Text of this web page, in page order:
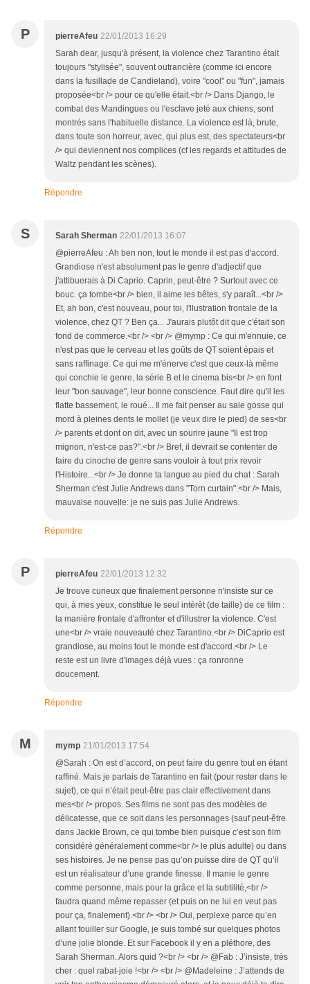
P pierreAfeu 22/01/2013 16:29
Sarah dear, jusqu'à présent, la violence chez Tarantino était
toujours "stylisée", souvent outrancière (comme ici encore
dans la fusillade de Candieland), voire "cool" ou "fun", jamais
proposée<br /> pour ce qu'elle était.<br /> Dans Django, le
combat des Mandingues ou l'esclave jeté aux chiens, sont
montrés sans l'habituelle distance. La violence est là, brute,
dans toute son horreur, avec, qui plus est, des spectateurs<br
/> qui deviennent nos complices (cf les regards et attitudes de
Waltz pendant les scènes).
Répondre
S Sarah Sherman 22/01/2013 16:07
@pierreAfeu : Ah ben non, tout le monde il est pas d'accord.
Grandiose n'est absolument pas le genre d'adjectif que
j'attibuerais à Di Caprio. Caprin, peut-être ? Surtout avec ce
bouc. ça tombe<br /> bien, il aime les bêtes, s'y paraît...<br />
Et, ah bon, c'est nouveau, pour toi, l'llustration frontale de la
violence, chez QT ? Ben ça... J'aurais plutôt dit que c'était son
fond de commerce.<br /> <br /> @mymp : Ce qui m'ennuie, ce
n'est pas que le cerveau et les goûts de QT soient épais et
sans raffinage. Ce qui me m'énerve c'est que ceux-là même
qui conchie le genre, la série B et le cinema bis<br /> en font
leur "bon sauvage", leur bonne conscience. Faut dire qu'il les
flatte bassement, le roué... Il me fait penser au sale gosse qui
mord à pleines dents le mollet (je veux dire le pied) de ses<br
/> parents et dont on dit, avec un sourire jaune "Il est trop
mignon, n'est-ce pas?".<br /> Bref, il devrait se contenter de
faire du cinoche de genre sans vouloir à tout prix revoir
l'Histoire...<br /> Je donne ta langue au pied du chat : Sarah
Sherman c'est Julie Andrews dans "Torn curtain".<br /> Mais,
mauvaise nouvelle: je ne suis pas Julie Andrews.
Répondre
P pierreAfeu 22/01/2013 12:32
Je trouve curieux que finalement personne n'insiste sur ce
qui, à mes yeux, constitue le seul intérêt (de taille) de ce film :
la manière frontale d'affronter et d'illustrer la violence. C'est
une<br /> vraie nouveauté chez Tarantino.<br /> DiCaprio est
grandiose, au moins tout le monde est d'accord.<br /> Le
reste est un livre d'images déjà vues : ça ronronne
doucement.
Répondre
M mymp 21/01/2013 17:54
@Sarah : On est d’accord, on peut faire du genre tout en étant
raffiné. Mais je parlais de Tarantino en fait (pour rester dans le
sujet), ce qui n’était peut-être pas clair effectivement dans
mes<br /> propos. Ses films ne sont pas des modèles de
délicatesse, que ce soit dans les personnages (sauf peut-être
dans Jackie Brown, ce qui tombe bien puisque c’est son film
considéré généralement comme<br /> le plus adulte) ou dans
ses histoires. Je ne pense pas qu’on puisse dire de QT qu’il
est un réalisateur d’une grande finesse. Il manie le genre
comme personne, mais pour la grâce et la subtilité,<br />
faudra quand même repasser (et puis on ne lui en veut pas
pour ça, finalement).<br /> <br /> Oui, perplexe parce qu’en
allant fouiller sur Google, je suis tombé sur quelques photos
d’une jolie blonde. Et sur Facebook il y en a pléthore, des
Sarah Sherman. Alors quid ?<br /> <br /> @Fab : J’insiste, très
cher : quel rabat-joie !<br /> <br /> @Madeleine : J’attends de